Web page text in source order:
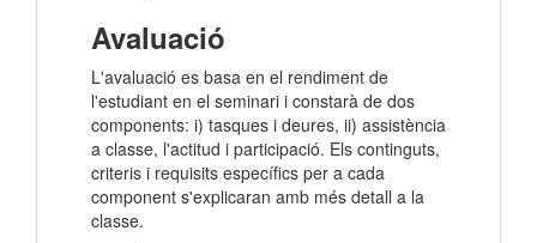
Avaluació
L'avaluació es basa en el rendiment de
l'estudiant en el seminari i constarà de dos
components: i) tasques i deures, ii) assistència
a classe, l'actitud i participació. Els continguts,
criteris i requisits específics per a cada
component s'explicaran amb més detall a la
classe.